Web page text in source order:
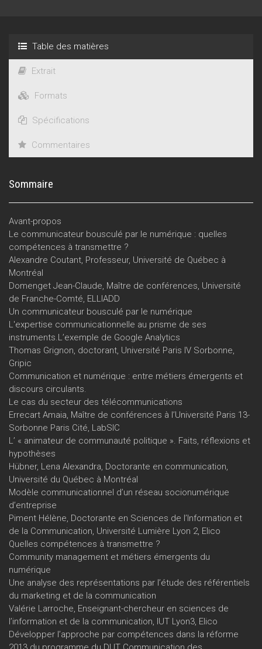
Table des matières
Extrait
Formats
Spécifications
Commentaires
Sommaire
Avant-propos
Le communicateur bousculé par le numérique : quelles
compétences à transmettre ?
Alexandre Coutant, Professeur, Université de Québec à
Montréal
Domenget Jean-Claude, Maître de conférences, Université
de Franche-Comté, ELLIADD
Un communicateur bousculé par le numérique
L'expertise communicationnelle au prisme de ses
instruments.L’exemple de Google Analytics
Thomas Grignon, doctorant, Université Paris IV Sorbonne,
Gripic
Communication et numérique : entre métiers émergents et
discours circulants.
Le cas du secteur des télécommunications
Errecart Amaia, Maître de conférences à l’Université Paris 13-
Sorbonne Paris Cité, LabSIC
L’ « animateur de communauté politique ». Faits, réflexions et
hypothèses
Hübner, Lena Alexandra, Doctorante en communication,
Université du Québec à Montréal
Modèle communicationnel d’un réseau socionumérique
d’entreprise
Piment Hélène, Doctorante en Sciences de l’Information et
de la Communication, Université Lumière Lyon 2, Elico
Quelles compétences à transmettre ?
Community management et métiers émergents du
numérique
Une analyse des représentations par l’étude des référentiels
du marketing et de la communication
Valérie Larroche, Enseignant-chercheur en sciences de
l’information et de la communication, IUT Lyon3, Elico
Développer l’approche par compétences dans la réforme